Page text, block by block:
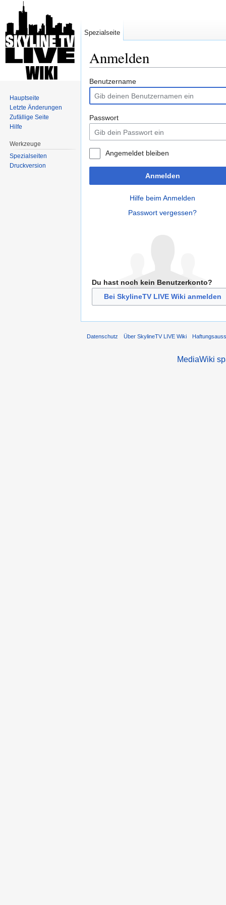
Anmelden
Benutzername
Passwort
Angemeldet bleiben
Anmelden
Hilfe beim Anmelden
Passwort vergessen?
Du hast noch kein Benutzerkonto?
Bei SkylineTV LIVE Wiki anmelden
Spezialseite
Hauptseite
Letzte Änderungen
Zufällige Seite
Hilfe
Werkzeuge
Spezialseiten
Druckversion
Datenschutz Über SkylineTV LIVE Wiki
MediaWiki